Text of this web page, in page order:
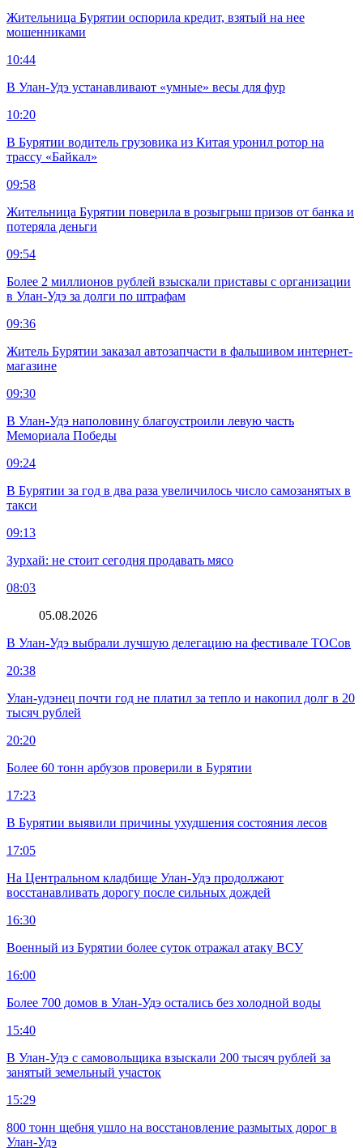
Жительница Бурятии оспорила кредит, взятый на нее
мошенниками
10:44
В Улан-Удэ устанавливают «умные» весы для фур
10:20
В Бурятии водитель грузовика из Китая уронил ротор на
трассу «Байкал»
09:58
Жительница Бурятии поверила в розыгрыш призов от банка и
потеряла деньги
09:54
Более 2 миллионов рублей взыскали приставы с организации
в Улан-Удэ за долги по штрафам
09:36
Житель Бурятии заказал автозапчасти в фальшивом интернет-
магазине
09:30
В Улан-Удэ наполовину благоустроили левую часть
Мемориала Победы
09:24
В Бурятии за год в два раза увеличилось число самозанятых в
такси
09:13
Зурхай: не стоит сегодня продавать мясо
08:03
05.08.2026
В Улан-Удэ выбрали лучшую делегацию на фестивале ТОСов
20:38
Улан-удэнец почти год не платил за тепло и накопил долг в 20
тысяч рублей
20:20
Более 60 тонн арбузов проверили в Бурятии
17:23
В Бурятии выявили причины ухудшения состояния лесов
17:05
На Центральном кладбище Улан-Удэ продолжают
восстанавливать дорогу после сильных дождей
16:30
Военный из Бурятии более суток отражал атаку ВСУ
16:00
Более 700 домов в Улан-Удэ остались без холодной воды
15:40
В Улан-Удэ с самовольщика взыскали 200 тысяч рублей за
занятый земельный участок
15:29
800 тонн щебня ушло на восстановление размытых дорог в
Улан-Удэ